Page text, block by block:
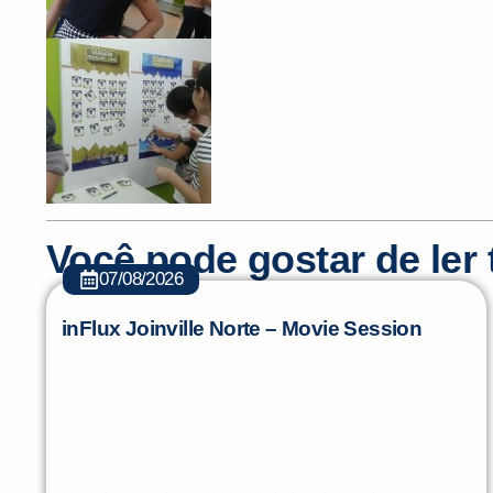
Você pode gostar de ler
07/08/2026
inFlux Joinville Norte – Movie Session